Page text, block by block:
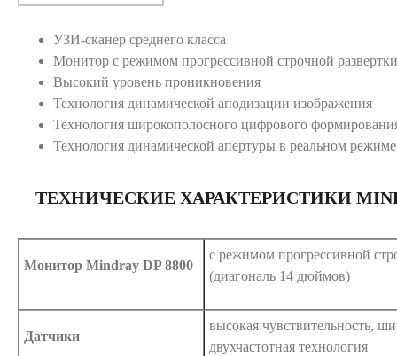
УЗИ-сканер среднего класса
Монитор с режимом прогрессивной строчной
Высокий уровень проникновения
Технология динамической аподизации изображения
Технология широкополосного цифрового
Технология динамической апертуры в реальном
ТЕХНИЧЕСКИЕ ХАРАКТЕРИСТИКИ
Монитор Mindray DP 8800
с режимом прогрессивной
(диагональ 14 дюймов)
Датчики
высокая чувствительность,
двухчастотная технология